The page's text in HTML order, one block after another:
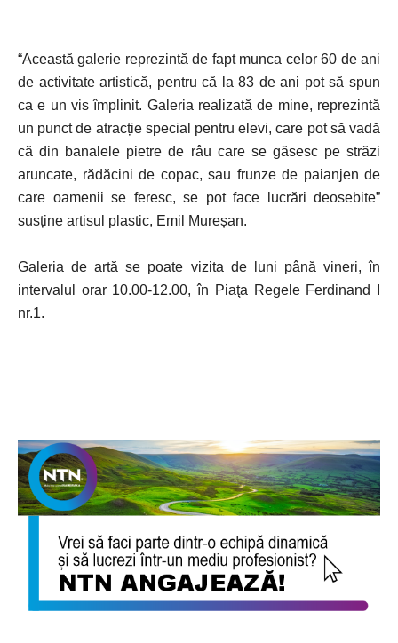
“Această galerie reprezintă de fapt munca celor 60 de ani
de activitate artistică, pentru că la 83 de ani pot să spun
ca e un vis împlinit. Galeria realizată de mine, reprezintă
un punct de atracție special pentru elevi, care pot să vadă
că din banalele pietre de râu care se găsesc pe străzi
aruncate, rădăcini de copac, sau frunze de paianjen de
care oamenii se feresc, se pot face lucrări deosebite”
susține artisul plastic, Emil Mureșan.
Galeria de artă se poate vizita de luni până vineri, în
intervalul orar 10.00-12.00, în Piaţa Regele Ferdinand I
nr.1.